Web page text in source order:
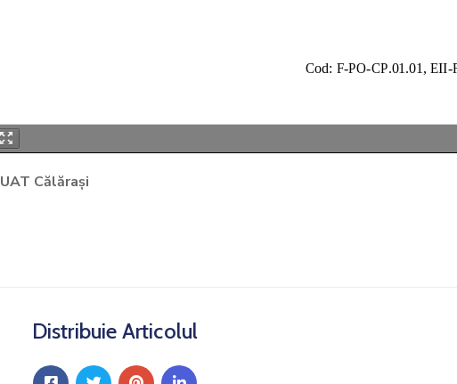
UAT Călărași
Distribuie Articolul